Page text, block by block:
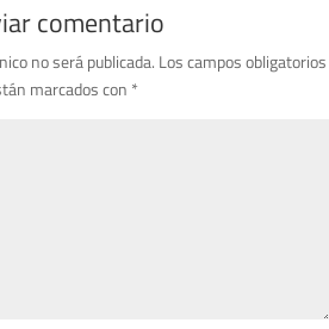
comentario
no será publicada. Los campos obligatorios
marcados con *